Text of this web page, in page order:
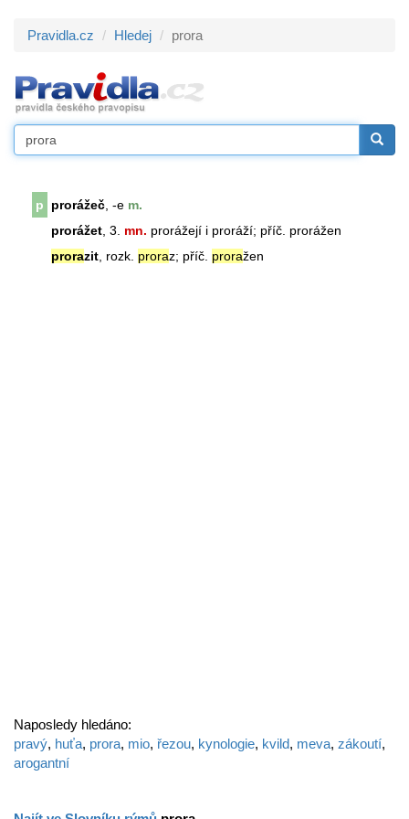
Pravidla.cz Hledej prora
p prorážeč , -e m.
prorážet , 3. mn. prorážejí i proráží; příč. prorážen
prorazit , rozk. proraz; příč. proražen
Naposledy hledáno:
pravý, huťa, prora, mio, řezou, kynologie, kvild, meva, zákoutí,
arogantní